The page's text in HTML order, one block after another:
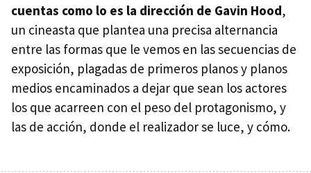
cuentas como lo es la dirección de Gavin Hood,
un cineasta que plantea una precisa alternancia
entre las formas que le vemos en las secuencias de
exposición, plagadas de primeros planos y planos
medios encaminados a dejar que sean los actores
los que acarreen con el peso del protagonismo, y
las de acción, donde el realizador se luce, y cómo.